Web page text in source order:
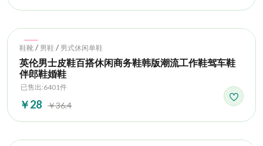
Hot
鞋靴 / 男鞋 / 男式休闲单鞋
英伦男士皮鞋百搭休闲商务鞋韩版潮流工作鞋驾车鞋
伴郎鞋婚鞋
已售出:6401件
￥28 ￥36.4